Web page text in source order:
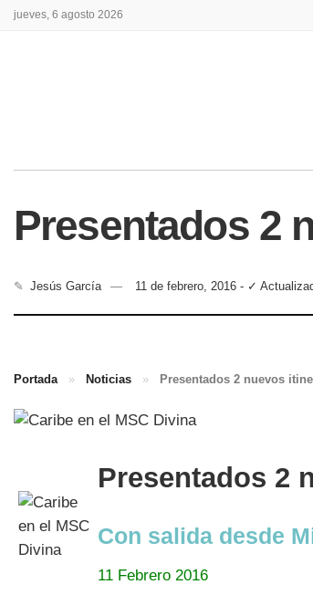
jueves, 6 agosto 2026
Presentados 2
✎ Jesús García 11 de febrero, 2016 - ✓
Portada » Noticias » Presentados 2 nuevos
Presentados 2
Con salida desde
11 Febrero 2016